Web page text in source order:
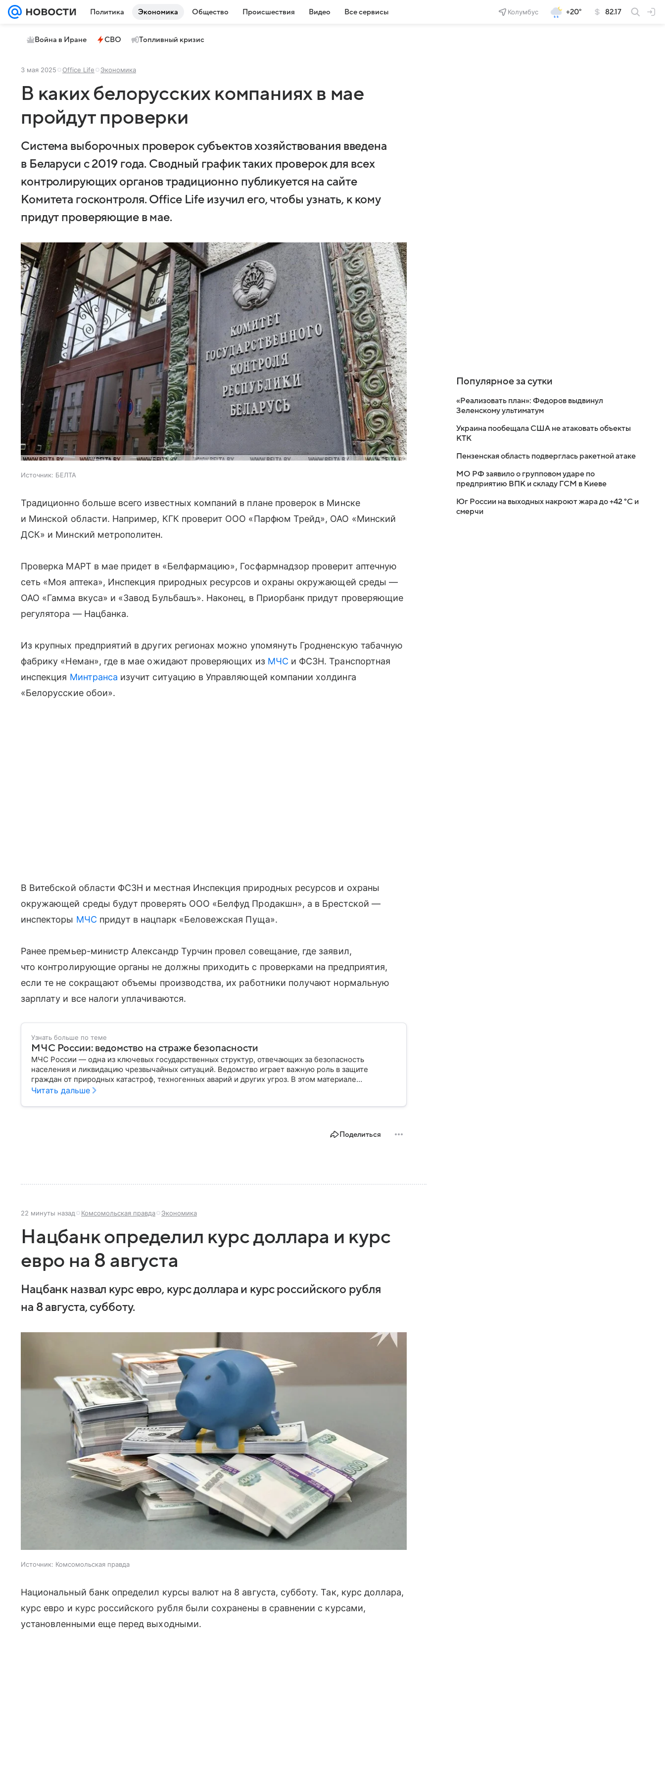
Политика Экономика Общество Происшествия Видео Все сервисы Колумбус +20° 82.17
Война в Иране СВО Топливный кризис
3 мая 2025 Office Life Экономика
В каких белорусских компаниях в мае
пройдут проверки
Система выборочных проверок субъектов хозяйствования введена
в Беларуси с 2019 года. Сводный график таких проверок для всех
контролирующих органов традиционно публикуется на сайте
Комитета госконтроля. Office Life изучил его, чтобы узнать, к кому
придут проверяющие в мае.
Источник: БЕЛТА
Традиционно больше всего известных компаний в плане проверок в Минске
и Минской области. Например, КГК проверит ООО «Парфюм Трейд», ОАО «Минский
ДСК» и Минский метрополитен.
Проверка МАРТ в мае придет в «Белфармацию», Госфармнадзор проверит аптечную
сеть «Моя аптека», Инспекция природных ресурсов и охраны окружающей среды —
ОАО «Гамма вкуса» и «Завод Бульбашъ». Наконец, в Приорбанк придут проверяющие
регулятора — Нацбанка.
Из крупных предприятий в других регионах можно упомянуть Гродненскую табачную
фабрику «Неман», где в мае ожидают проверяющих из МЧС и ФСЗН. Транспортная
инспекция Минтранса изучит ситуацию в Управляющей компании холдинга
«Белорусские обои».
В Витебской области ФСЗН и местная Инспекция природных ресурсов и охраны
окружающей среды будут проверять ООО «Белфуд Продакшн», а в Брестской —
инспекторы МЧС придут в нацпарк «Беловежская Пуща».
Ранее премьер-министр Александр Турчин провел совещание, где заявил,
что контролирующие органы не должны приходить с проверками на предприятия,
если те не сокращают объемы производства, их работники получают нормальную
зарплату и все налоги уплачиваются.
Узнать больше по теме
МЧС России: ведомство на страже безопасности
МЧС России — одна из ключевых государственных структур, отвечающих за безопасность
населения и ликвидацию чрезвычайных ситуаций. Ведомство играет важную роль в защите
граждан от природных катастроф, техногенных аварий и других угроз. В этом материале
разбираем, что представляет собой МЧС, как оно устроено, какие задачи выполняет и какую роль
Читать дальше
Поделиться
22 минуты назад Комсомольская правда Экономика
Нацбанк определил курс доллара и курс
евро на 8 августа
Нацбанк назвал курс евро, курс доллара и курс российского рубля
на 8 августа, субботу.
Источник: Комсомольская правда
Национальный банк определил курсы валют на 8 августа, субботу. Так, курс доллара,
курс евро и курс российского рубля были сохранены в сравнении с курсами,
установленными еще перед выходными.
Популярное за сутки
«Реализовать план»: Федоров выдвинул
Зеленскому ультиматум
Украина пообещала США не атаковать объекты
КТК
Пензенская область подверглась ракетной атаке
МО РФ заявило о групповом ударе по
предприятию ВПК и складу ГСМ в Киеве
Юг России на выходных накроют жара до +42 °C и
смерчи